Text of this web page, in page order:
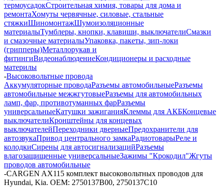
термоусадокСтроительная химия, товары для дома и
ремонтаХомуты червячные, силовые, стальные
стяжкиШиномонтажШумоизоляционные
материалыТумблеры, кнопки, клавиши, выключателиСмазки
и смазочные материалыУпаковка, пакеты, зип-локи
(грипперы)Металлорукав и
фитингиВидеонаблюдениеКондиционеры и расходные
материлы
-Высоковольтные провода
Аккумуляторные проводаРазъемы автомобильныеРазъемы
автомобильные межжгутовыеРазъемы для автомобильных
ламп, фар, противотуманных фарРазъемы
универсальныеКатушки зажиганияКлеммы для АКБКонцевые
выключателиКронштейны для концевых
выключателейПереходники дверныеПредохранители для
автозвукаПривод центрального замкаРадиотоварыРеле и
колодкиСирены для автосигнализацийРазъемы
влагозащищенные универсальныеЗажимы "Крокодил"Жгуты
проводов автомобильные
-CARGEN AX115 комплект высоковольтных проводов для
Hyundai, Kia. OEM: 2750137B00, 2750137C10